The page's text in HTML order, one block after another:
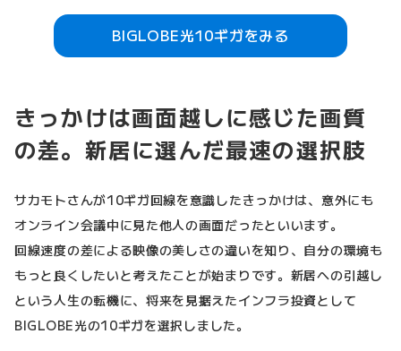
BIGLOBE光10ギガをみる
きっかけは画面越しに感じた画質
の差。新居に選んだ最速の選択肢
サカモトさんが10ギガ回線を意識したきっかけは、意外にも
オンライン会議中に見た他人の画面だったといいます。
回線速度の差による映像の美しさの違いを知り、自分の環境も
もっと良くしたいと考えたことが始まりです。新居への引越し
という人生の転機に、将来を見据えたインフラ投資として
BIGLOBE光の10ギガを選択しました。